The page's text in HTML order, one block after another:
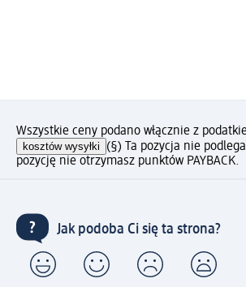
Wszystkie ceny podano włącznie z
kosztów wysyłki (§) Ta pozycja nie
pozycję nie otrzymasz punktów PAYBACK.
Jak podoba Ci się ta strona?